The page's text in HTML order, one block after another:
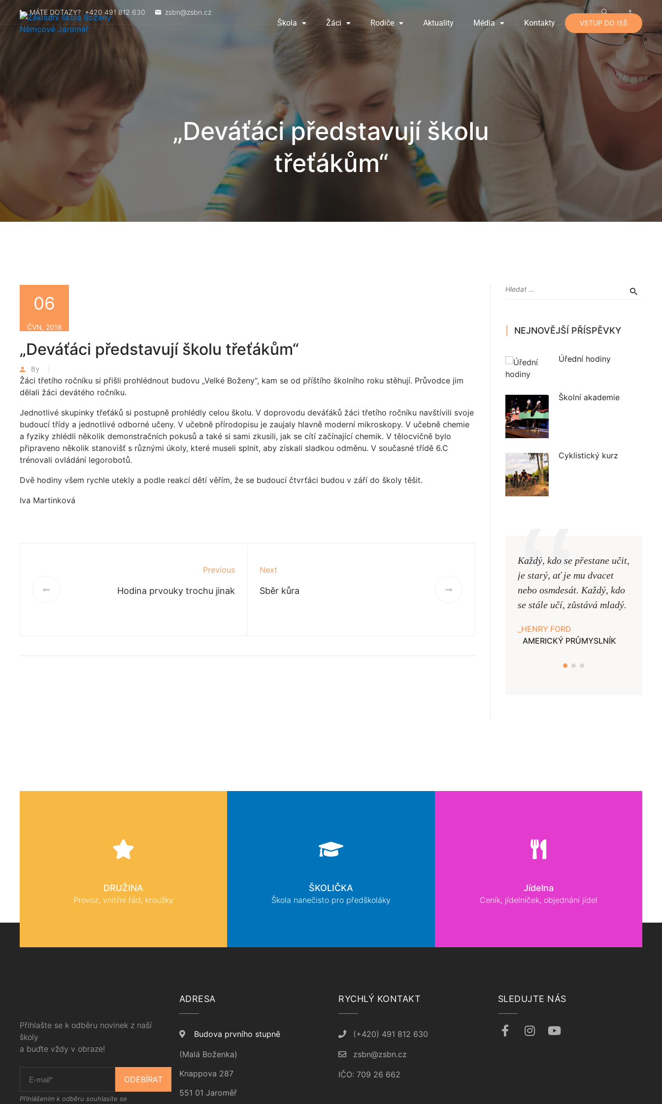
MÁTE DOTAZY? +420 491 812 630 zsbn@zsbn.cz
Škola Žáci Rodiče Aktuality Média Kontakty VSTUP DO ISŠ
„Deváťáci představují školu
třeťákům“
„Deváťáci představují školu třeťákům“
By
06
ČVN, 2018
Žáci třetího ročníku si přišli prohlédnout budovu „Velké Boženy“, kam se od příštího školního roku stěhují. Průvodce jim
dělali žáci devátého ročníku.
Jednotlivé skupinky třeťáků si postupně prohlédly celou školu. V doprovodu deváťáků žáci třetího ročníku navštívili svoje
budoucí třídy a jednotlivé odborné učeny. V učebně přírodopisu je zaujaly hlavně moderní mikroskopy. V učebně chemie
a fyziky zhlédli několik demonstračních pokusů a také si sami zkusili, jak se cítí začínající chemik. V tělocvičně bylo
připraveno několik stanovišť s různými úkoly, které museli splnit, aby získali sladkou odměnu. V současné třídě 6.C
trénovali ovládání legorobotů.
Dvě hodiny všem rychle utekly a podle reakcí dětí věřím, že se budoucí čtvrťáci budou v září do školy těšit.
Iva Martinková
Previous
Hodina prvouky trochu jinak
Next
Sběr kůra
NEJNOVĚJŠÍ PŘÍSPĚVKY
Úřední hodiny
Školní akademie
Cyklistický kurz
Každý, kdo se přestane učit,
je starý, ať je mu dvacet
nebo osmdesát. Každý, kdo
se stále učí, zůstává mladý.
HENRY FORD
AMERICKÝ PRŮMYSLNÍK
DRUŽINA
Provoz, vnitřní řád, kroužky
ŠKOLIČKA
Škola nanečisto pro předškoláky
Jídelna
Ceník, jídelníček, objednání jídel
Přihlašte se k odběru novinek z naší
školy
a buďte vždy v obraze!
ODEBÍRAT
Přihlášením k odběru souhlasíte se
ADRESA
Budova prvního stupně
(Malá Boženka)
Knappova 287
551 01 Jaroměř
RYCHLÝ KONTAKT
(+420) 491 812 630
zsbn@zsbn.cz
IČO: 709 26 662
SLEDUJTE NÁS